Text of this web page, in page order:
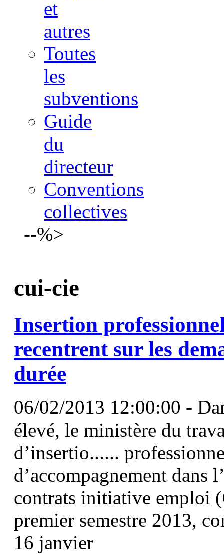
et
autres
Toutes
les
subventions
Guide
du
directeur
Conventions
collectives
--%>
cui-cie
Insertion
recentrent sur les
durée
06/02/2013 12:00:00 -
élevé, le ministère du
d’insertio......
d’accompagnement
contrats initiative emploi (
premier semestre 2013,
16 janvier